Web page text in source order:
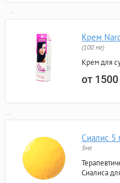
Крем
(100 мг)
Крем для
от 1500
Сиалис 5
5мг
Сиалиса